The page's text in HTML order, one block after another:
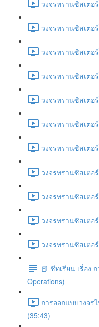
วงจรทรานซิสเตอ
วงจรทรานซิสเตอ
วงจรทรานซิสเตอ
วงจรทรานซิสเตอ
วงจรทรานซิสเตอ
วงจรทรานซิสเตอ
วงจรทรานซิสเตอ
วงจรทรานซิสเตอ
วงจรทรานซิสเตอ
วงจรทรานซิสเตอ
วงจรทรานซิสเตอ
📕 ชีทเรียน เรื่อง
Operations)
การออกแบบวงจร
(35:43)